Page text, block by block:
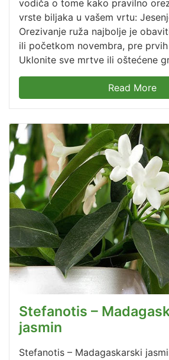
vodiča o tome kako pravilno
vrste biljaka u vašem vrtu:
Orezivanje ruža najbolje je
ili početkom novembra, pre
Uklonite sve mrtve ili oštećene
Read More
Stefanotis –
jasmin
Stefanotis – Madagaskarski